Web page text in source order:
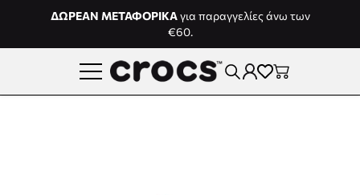
Μετάβαση στο περιεχόμενο
ΔΩΡΕΑΝ ΜΕΤΑΦΟΡΙΚΑγια παραγγελίες άνω των
€60.